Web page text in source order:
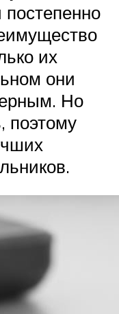
их
они
Но
поэтому